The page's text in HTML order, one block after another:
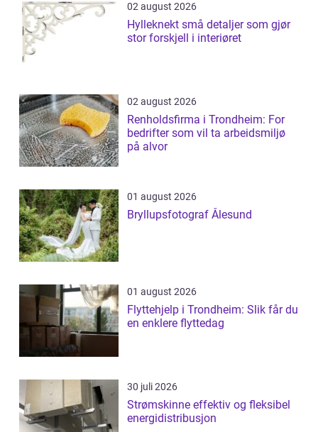
02 august 2026
Hylleknekt små detaljer som gjør
stor forskjell i interiøret
02 august 2026
Renholdsfirma i Trondheim: For
bedrifter som vil ta arbeidsmiljø
på alvor
01 august 2026
Bryllupsfotograf Ålesund
01 august 2026
Flyttehjelp i Trondheim: Slik får du
en enklere flyttedag
30 juli 2026
Strømskinne effektiv og fleksibel
energidistribusjon